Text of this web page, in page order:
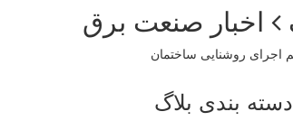
اخبار صنعت برق
اجرای روشنایی ساختمان
دسته بندی بلاگ